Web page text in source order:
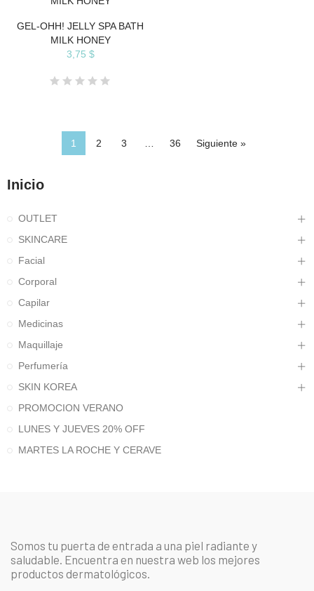
GEL-OHH! JELLY SPA BATH
MILK HONEY
3,75 $
1 2 3 … 36 Siguiente »
Inicio
OUTLET
SKINCARE
Facial
Corporal
Capilar
Medicinas
Maquillaje
Perfumería
SKIN KOREA
PROMOCION VERANO
LUNES Y JUEVES 20% OFF
MARTES LA ROCHE Y CERAVE
Somos tu puerta de entrada a una piel radiante y
saludable. Encuentra en nuestra web los mejores
productos dermatológicos.